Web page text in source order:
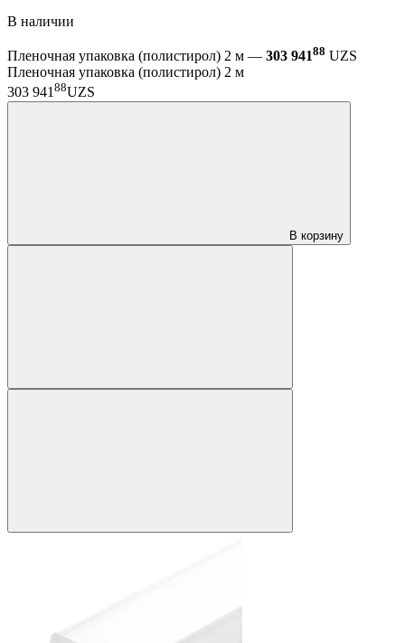
В наличии
Пленочная упаковка (полистирол) 2 м — 303 94188 UZS
Пленочная упаковка (полистирол) 2 м
303 94188UZS
В корзину